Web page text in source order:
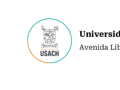
Avenida